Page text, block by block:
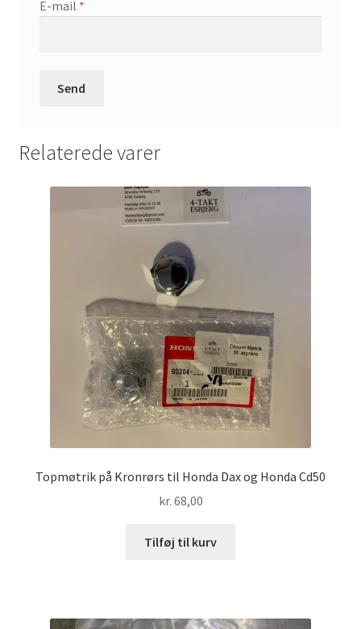
E-mail *
Relaterede varer
Topmøtrik på Kronrørs til Honda Dax og Honda Cd50
kr. 68,00
Tilføj til kurv